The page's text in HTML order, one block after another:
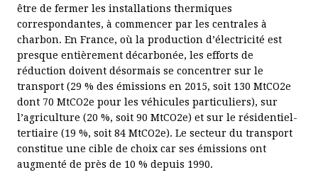
global GHG emissions for the last 20 years” : FEU-US
(Universal Ecological Fund) (2016),The Truth about Climate
Change, rapport.
3. Avec un recalage à + 0,78 °C pour la période 2003-2012
par rapport à la période 1850-1900 (voir le cinquième
rapport du GIEC, tome 1, chapitre 2).
être de fermer les installations thermiques
correspondantes, à commencer par les centrales à
charbon. En France, où la production d’électricité est
presque entièrement décarbonée, les efforts de
réduction doivent désormais se concentrer sur le
transport (29 % des émissions en 2015, soit 130 MtCO2e
dont 70 MtCO2e pour les véhicules particuliers), sur
l’agriculture (20 %, soit 90 MtCO2e) et sur le résidentiel-
tertiaire (19 %, soit 84 MtCO2e). Le secteur du transport
constitue une cible de choix car ses émissions ont
augmenté de près de 10 % depuis 1990.